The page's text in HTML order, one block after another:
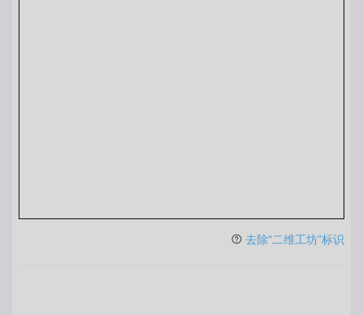
去除“二维工坊”标识